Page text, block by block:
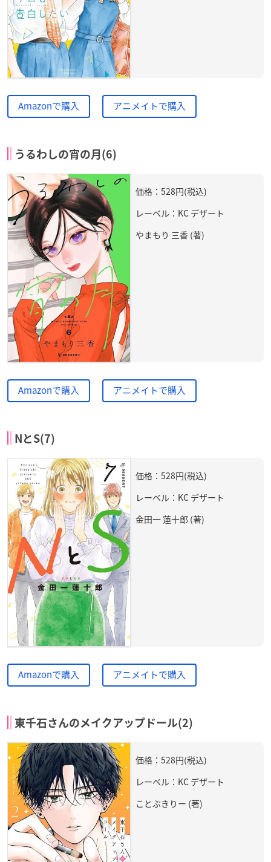
Amazonで購入 アニメイトで購入
うるわしの宵の月(6)
価格：528円(税込)
レーベル：KC デザート
やまもり 三香 (著)
Amazonで購入 アニメイトで購入
NとS(7)
価格：528円(税込)
レーベル：KC デザート
金田一 蓮十郎 (著)
Amazonで購入 アニメイトで購入
東千石さんのメイクアップドール(2)
価格：528円(税込)
レーベル：KC デザート
ことぶきりー (著)